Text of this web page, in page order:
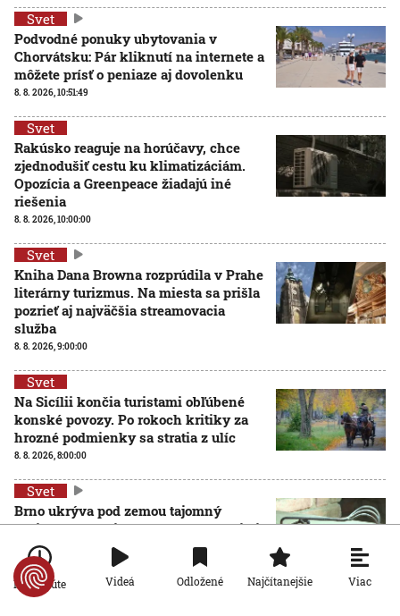
Svet
Podvodné ponuky ubytovania v
Chorvátsku: Pár kliknutí na internete a
môžete prísť o peniaze aj dovolenku
8. 8. 2026, 10:51:49
Svet
Rakúsko reaguje na horúčavy, chce
zjednodušiť cestu ku klimatizáciám.
Opozícia a Greenpeace žiadajú iné
riešenia
8. 8. 2026, 10:00:00
Svet
Kniha Dana Browna rozprúdila v Prahe
literárny turizmus. Na miesta sa prišla
pozrieť aj najväčšia streamovacia
služba
8. 8. 2026, 9:00:00
Svet
Na Sicílii končia turistami obľúbené
konské povozy. Po rokoch kritiky za
hrozné podmienky sa stratia z ulíc
8. 8. 2026, 8:00:00
Svet
Brno ukrýva pod zemou tajomný
zážitkový labyrint. My sme sa doň išli
pozrieť s kamerou
8. 8. 2026, 7:00:00
Po minúte Videá Odložené Najčítanejšie Viac